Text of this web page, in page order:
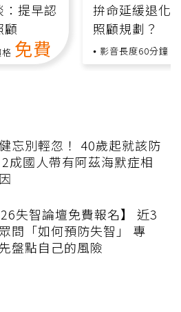
：提早認
顧
免費
拚命延緩退化
照顧規劃？
影音長度60分鐘
忘別輕忽！ 40歲起就該防
成國人帶有阿茲海默症相
失智論壇免費報名】 近3
問「如何預防失智」 專
盤點自己的風險